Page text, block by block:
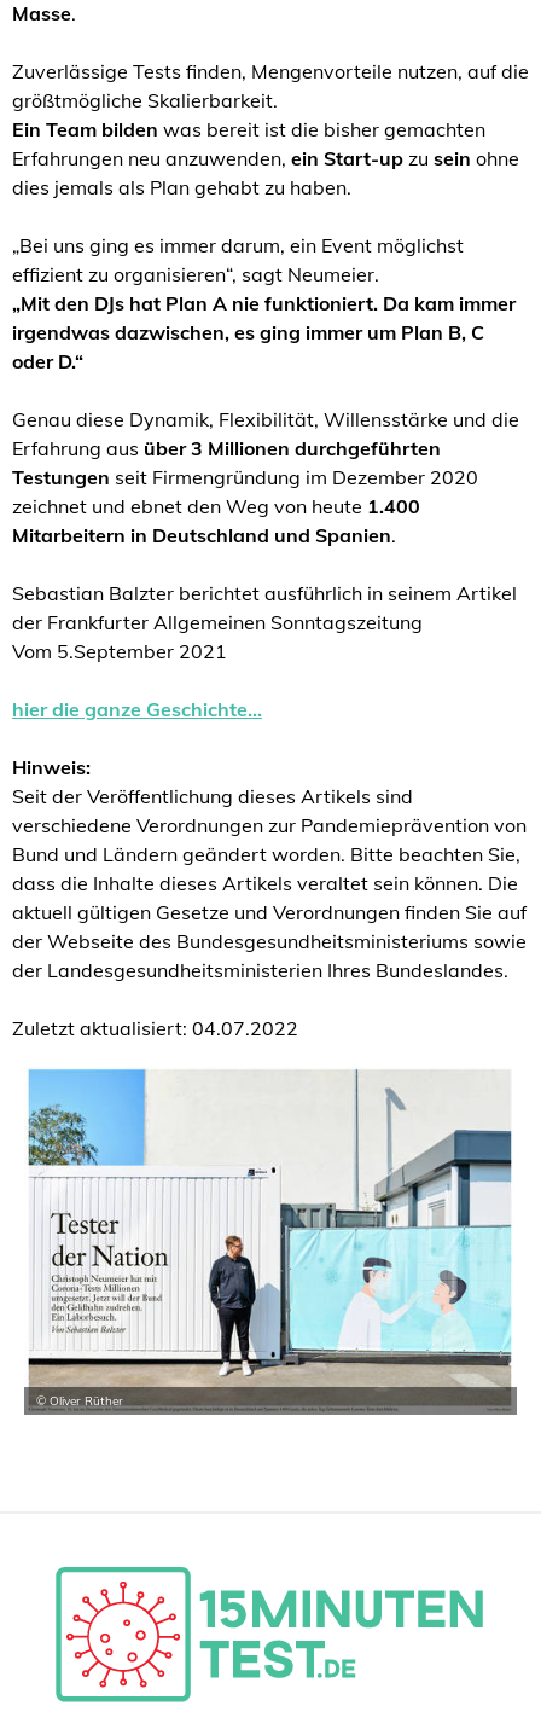
Masse.
Zuverlässige Tests finden, Mengenvorteile nutzen, auf die
größtmögliche Skalierbarkeit.
Ein Team bilden was bereit ist die bisher gemachten
Erfahrungen neu anzuwenden, ein Start-up zu sein ohne
dies jemals als Plan gehabt zu haben.
„Bei uns ging es immer darum, ein Event möglichst
effizient zu organisieren“, sagt Neumeier.
„Mit den DJs hat Plan A nie funktioniert. Da kam immer
irgendwas dazwischen, es ging immer um Plan B, C
oder D.“
Genau diese Dynamik, Flexibilität, Willensstärke und die
Erfahrung aus über 3 Millionen durchgeführten
Testungen seit Firmengründung im Dezember 2020
zeichnet und ebnet den Weg von heute 1.400
Mitarbeitern in Deutschland und Spanien.
Sebastian Balzter berichtet ausführlich in seinem Artikel
der Frankfurter Allgemeinen Sonntagszeitung
Vom 5.September 2021
hier die ganze Geschichte…
Hinweis:
Seit der Veröffentlichung dieses Artikels sind
verschiedene Verordnungen zur Pandemieprävention von
Bund und Ländern geändert worden. Bitte beachten Sie,
dass die Inhalte dieses Artikels veraltet sein können. Die
aktuell gültigen Gesetze und Verordnungen finden Sie auf
der Webseite des Bundesgesundheitsministeriums sowie
der Landesgesundheitsministerien Ihres Bundeslandes.
Zuletzt aktualisiert: 04.07.2022
© Oliver Rüther